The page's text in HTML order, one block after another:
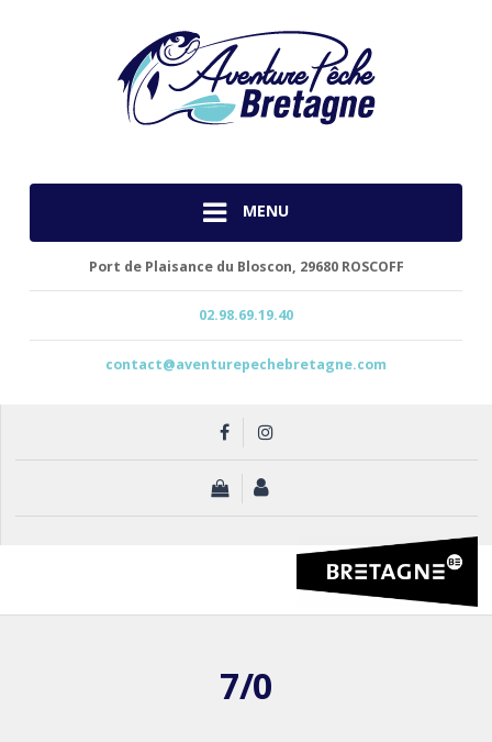
MENU
Port de Plaisance du Bloscon, 29680 ROSCOFF
02.98.69.19.40
contact@aventurepechebretagne.com
7/0